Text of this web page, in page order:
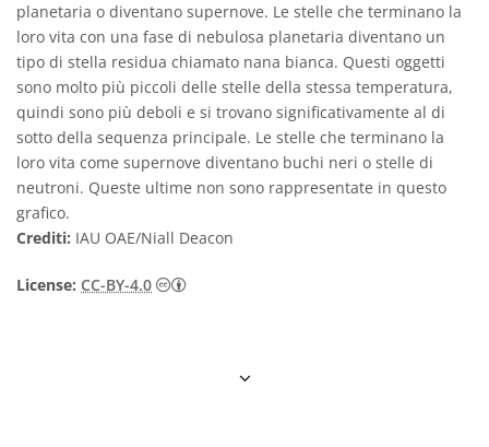
planetaria o diventano supernove. Le stelle che terminano la
loro vita con una fase di nebulosa planetaria diventano un
tipo di stella residua chiamato nana bianca. Questi oggetti
sono molto più piccoli delle stelle della stessa temperatura,
quindi sono più deboli e si trovano significativamente al di
sotto della sequenza principale. Le stelle che terminano la
loro vita come supernove diventano buchi neri o stelle di
neutroni. Queste ultime non sono rappresentate in questo
grafico.
Crediti: IAU OAE/Niall Deacon
License: CC-BY-4.0 Creative Commons Attribuzione 4.0